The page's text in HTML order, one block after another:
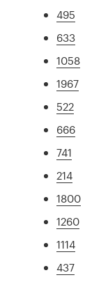
495
633
1058
1967
522
666
741
214
1800
1260
1114
437